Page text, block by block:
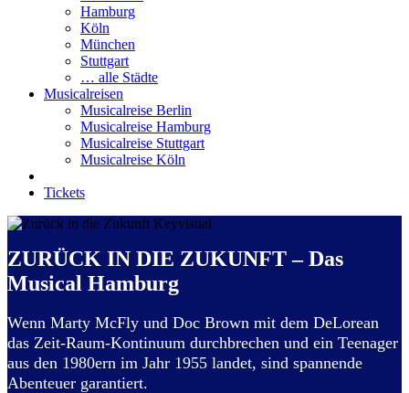
Hamburg
Köln
München
Stuttgart
… alle Städte
Musicalreisen
Musicalreise Berlin
Musicalreise Hamburg
Musicalreise Stuttgart
Musicalreise Köln
Tickets
ZURÜCK IN DIE ZUKUNFT – Das
Musical Hamburg
Wenn Marty McFly und Doc Brown mit dem DeLorean
das Zeit-Raum-Kontinuum durchbrechen und ein Teenager
aus den 1980ern im Jahr 1955 landet, sind spannende
Abenteuer garantiert.